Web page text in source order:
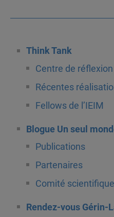
Think Tank
Centre de réflexion
Récentes
Fellows de l’IEIM
Blogue Un seul
Publications
Partenaires
Comité scientifique
Rendez-vous Gérin-